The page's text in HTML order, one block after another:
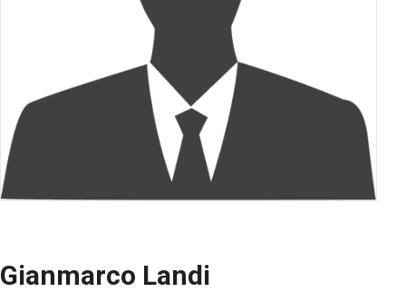
Gianmarco Landi